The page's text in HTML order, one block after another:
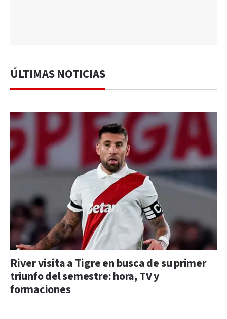
ÚLTIMAS NOTICIAS
River visita a Tigre en busca de su primer
triunfo del semestre: hora, TV y
formaciones